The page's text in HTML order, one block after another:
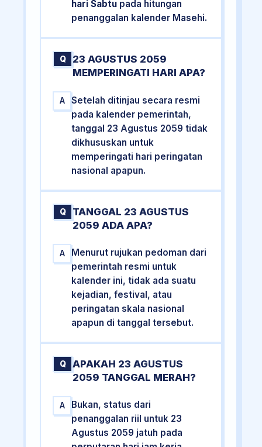
hari Sabtu pada hitungan
penanggalan kalender Masehi.
Q
23 AGUSTUS 2059
MEMPERINGATI HARI APA?
A
Setelah ditinjau secara resmi
pada kalender pemerintah,
tanggal 23 Agustus 2059 tidak
dikhususkan untuk
memperingati hari peringatan
nasional apapun.
Q
TANGGAL 23 AGUSTUS
2059 ADA APA?
A
Menurut rujukan pedoman dari
pemerintah resmi untuk
kalender ini, tidak ada suatu
kejadian, festival, atau
peringatan skala nasional
apapun di tanggal tersebut.
Q
APAKAH 23 AGUSTUS
2059 TANGGAL MERAH?
A
Bukan, status dari
penanggalan riil untuk 23
Agustus 2059 jatuh pada